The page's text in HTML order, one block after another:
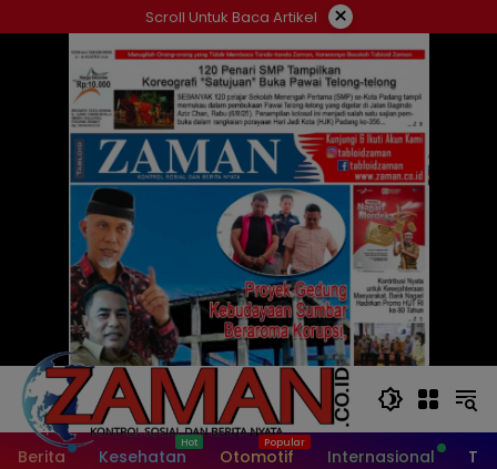
ke
Scroll Untuk Baca Artikel ×
Berita Kesehatan Otomotif Internasional